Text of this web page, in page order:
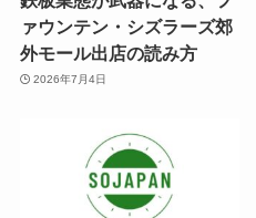
ァウンテン・シズラーズ郊
外モール出店の読み方
2026年7月4日